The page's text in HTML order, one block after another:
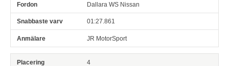
Dallara WS Nissan
01:27.861
JR MotorSport
4